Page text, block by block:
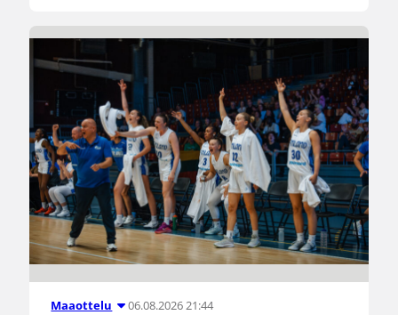
Maaottelu 06.08.2026 21:44